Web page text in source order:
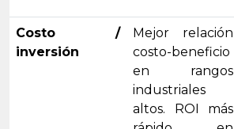
Costo /
inversión
Mejor relación
costo-beneficio
en rangos
industriales
altos. ROI más